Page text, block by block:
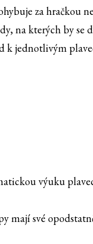
za hračkou
na kterých by se
k jednotlivým
výuku
mají své